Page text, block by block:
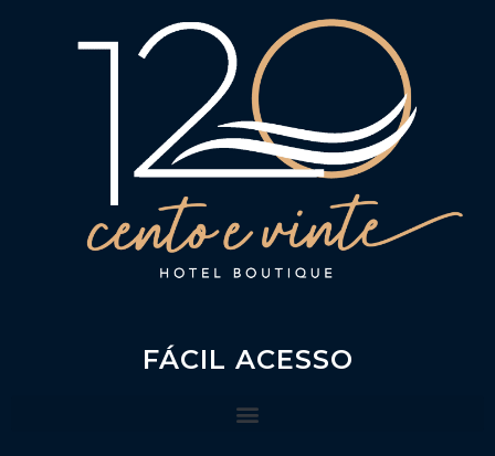
FÁCIL ACESSO